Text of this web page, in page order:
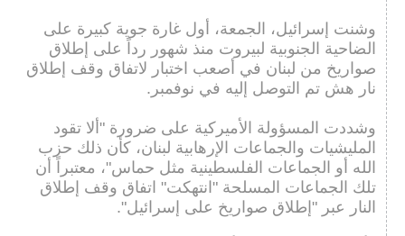
وشنت إسرائيل، الجمعة، أول غارة جوية كبيرة على
الضاحية الجنوبية لبيروت منذ شهور رداً على إطلاق
صواريخ من لبنان في أصعب اختبار لاتفاق وقف إطلاق
نار هش تم التوصل إليه في نوفمبر.
وشددت المسؤولة الأميركية على ضرورة "ألا تقود
المليشيات والجماعات الإرهابية لبنان، كأن ذلك حزب
الله أو الجماعات الفلسطينية مثل حماس"، معتبراً أن
تلك الجماعات المسلحة "انتهكت" اتفاق وقف إطلاق
النار عبر "إطلاق صواريخ على إسرائيل".